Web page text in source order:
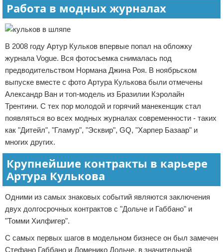
Работа в модных журналах
В 2008 году Артур Кульков впервые попал на обложку
журнала Vogue. Вся фотосъемка снималась под
предводительством Нормана Джина Роя. В ноябрьском
выпуске вместе с фото Артура Кулькова были отмечены
Александр Ван и топ-модель из Бразилии Кэролайн
Трентини. С тех пор молодой и горячий манекенщик стал
появляться во всех модных журналах современности - таких
как "Дитейл", "Гламур", "Эсквир", GQ, "Харпер Базаар" и
многих других.
Крупнейшие контракты в карьере
Артура Кулькова
Одними из самых знаковых событий являются заключения
двух долгосрочных контрактов с "Дольче и Габбано" и
"Томми Хилфигер".
С самых первых шагов в модельном бизнесе он был замечен
Стефано Габбано и Доменико Дольче, в значительной